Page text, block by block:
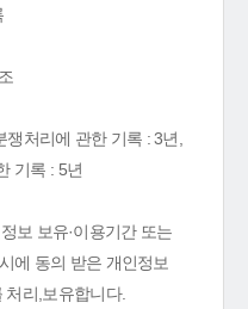
처리에 관한 기록 : 3년,
기록 : 5년
보 보유·이용기간 또는
에 동의 받은 개인정보
처리,보유합니다.